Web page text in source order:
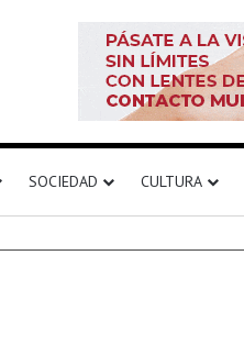
SOCIEDAD CULTURA